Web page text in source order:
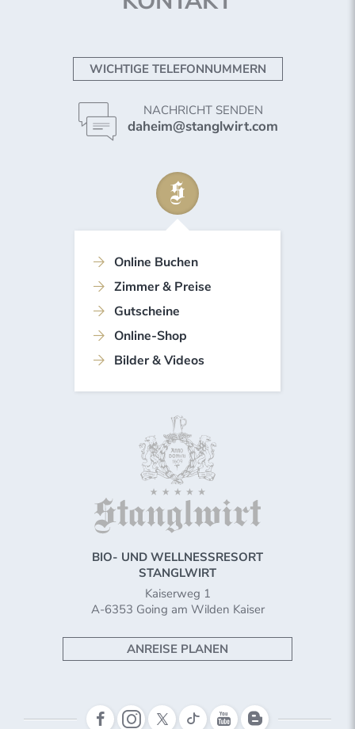
WICHTIGE TELEFONNUMMERN
NACHRICHT SENDEN
daheim@stanglwirt.com
Online Buchen
Zimmer & Preise
Gutscheine
Online-Shop
Bilder & Videos
BIO- UND WELLNESSRESORT
STANGLWIRT
Kaiserweg 1
A-6353 Going am Wilden Kaiser
ANREISE PLANEN